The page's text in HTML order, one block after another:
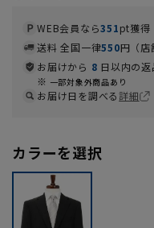
WEB会員なら351pt獲得
送料 全国一律550円（店
お届けから 8 日以内の
一部対象外商品あり
お届け日を調べる詳細
カラーを選択